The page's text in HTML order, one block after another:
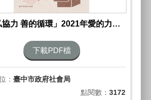
「公私協力 善的循環」2021年愛的力量成果展
下載PDF檔
： 臺中市政府社會局
點閱數： 3172